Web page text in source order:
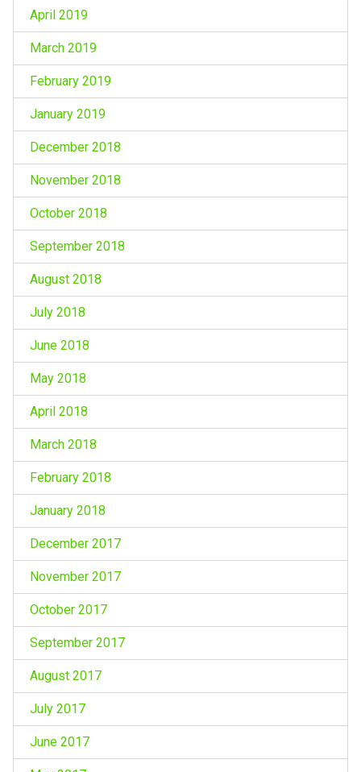
April 2019
March 2019
February 2019
January 2019
December 2018
November 2018
October 2018
September 2018
August 2018
July 2018
June 2018
May 2018
April 2018
March 2018
February 2018
January 2018
December 2017
November 2017
October 2017
September 2017
August 2017
July 2017
June 2017